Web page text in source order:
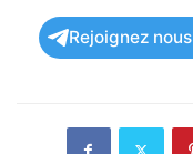
Rejoignez